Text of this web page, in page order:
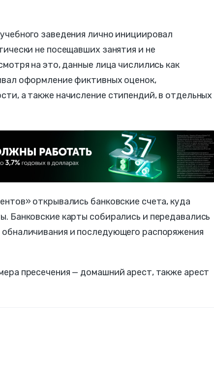
заведения лично инициировал
не посещавших занятия и не
на это, данные лица числились как
оформление фиктивных оценок,
а также начисление стипендий, в отдельных
открывались банковские счета, куда
Банковские карты собирались и передавались
и последующего распоряжения
пресечения — домашний арест, также арест